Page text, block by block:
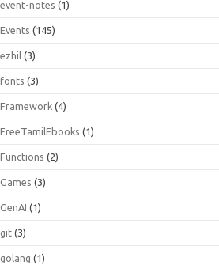
event-notes (1)
Events (145)
ezhil (3)
fonts (3)
Framework (4)
FreeTamilEbooks (1)
Functions (2)
Games (3)
GenAI (1)
git (3)
golang (1)